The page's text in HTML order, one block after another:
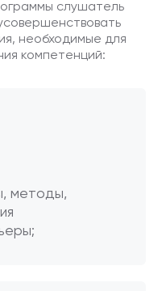
слушатель
необходимые для
компетенций:
методы,